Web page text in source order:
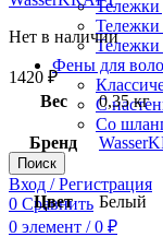
Тележки
Фены для
С
Со
Поиск
Вход / Регистрация
0 Сравнить
0 элемент / 0 ₽
Нет в наличии
1420 ₽
Вес
0,35 кг
Бренд
Цвет Белый